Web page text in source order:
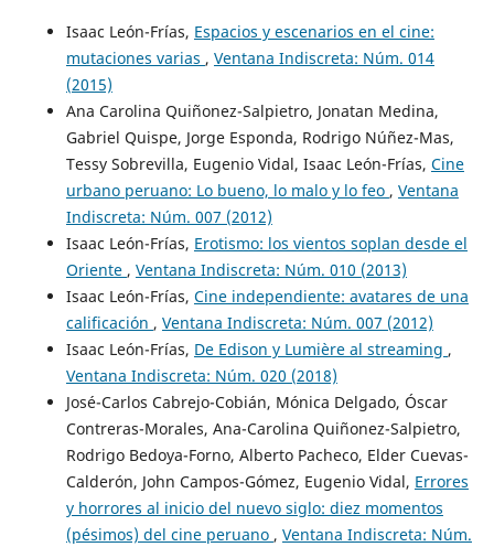
Isaac León-Frías, Espacios y escenarios en el cine:
mutaciones varias , Ventana Indiscreta: Núm. 014
(2015)
Ana Carolina Quiñonez-Salpietro, Jonatan Medina,
Gabriel Quispe, Jorge Esponda, Rodrigo Núñez-Mas,
Tessy Sobrevilla, Eugenio Vidal, Isaac León-Frías, Cine
urbano peruano: Lo bueno, lo malo y lo feo , Ventana
Indiscreta: Núm. 007 (2012)
Isaac León-Frías, Erotismo: los vientos soplan desde el
Oriente , Ventana Indiscreta: Núm. 010 (2013)
Isaac León-Frías, Cine independiente: avatares de una
calificación , Ventana Indiscreta: Núm. 007 (2012)
Isaac León-Frías, De Edison y Lumière al streaming ,
Ventana Indiscreta: Núm. 020 (2018)
José-Carlos Cabrejo-Cobián, Mónica Delgado, Óscar
Contreras-Morales, Ana-Carolina Quiñonez-Salpietro,
Rodrigo Bedoya-Forno, Alberto Pacheco, Elder Cuevas-
Calderón, John Campos-Gómez, Eugenio Vidal, Errores
y horrores al inicio del nuevo siglo: diez momentos
(pésimos) del cine peruano , Ventana Indiscreta: Núm.